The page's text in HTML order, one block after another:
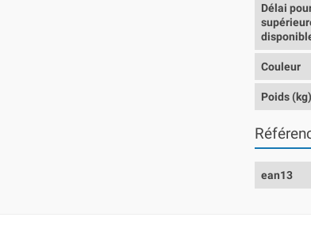
Délai
Couleur
Poids (kg)
ean13